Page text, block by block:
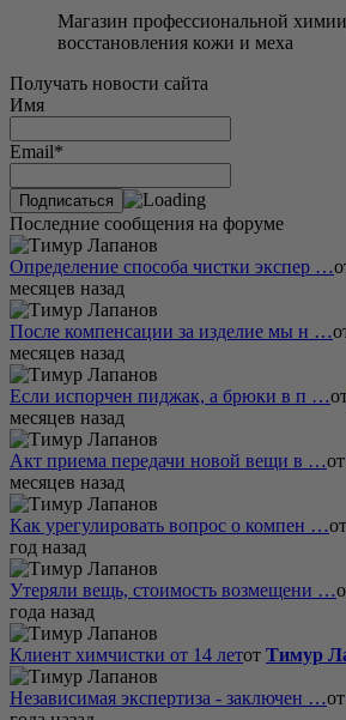
Магазин профессиональной
восстановления кожи и меха
Получать новости сайта
Имя
Email*
Последние сообщения на форуме
Определение способа чистки экспер …
месяцев назад
После компенсации за изделие мы н …
месяцев назад
Если испорчен пиджак, а брюки в п …
месяцев назад
Акт приема передачи новой вещи в …от
месяцев назад
Как урегулировать вопрос о компен …от
год назад
Утеряли вещь, стоимость возмещени …
года назад
Клиент химчистки от 14 летот Тимур
Независимая экспертиза - заключен …от